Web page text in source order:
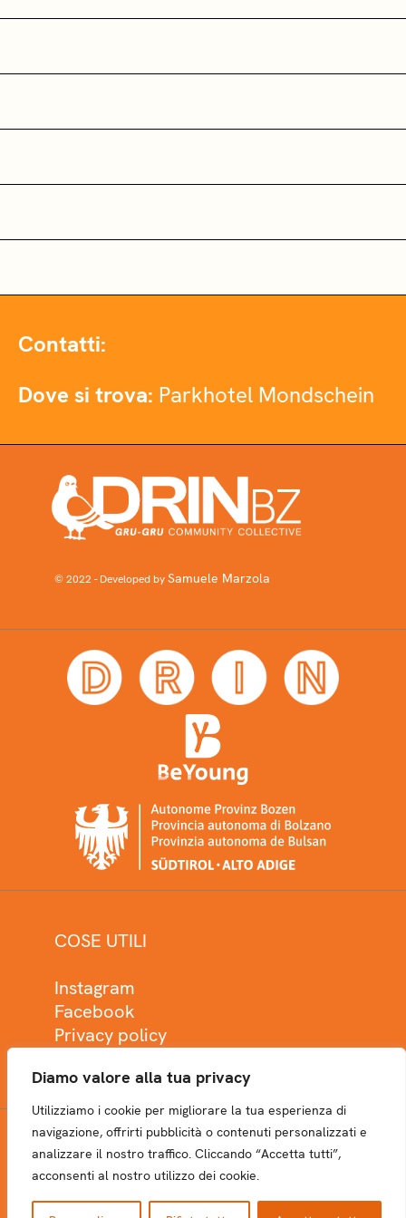
Diamo valore alla tua privacy
Utilizziamo i cookie per migliorare la tua esperienza di
navigazione, offrirti pubblicità o contenuti personalizzati e
analizzare il nostro traffico. Cliccando “Accetta tutti”,
acconsenti al nostro utilizzo dei cookie.
Contatti:
Dove si trova: Parkhotel Mondschein
© 2022 - Developed bySamuele Marzola
COSE UTILI
Instagram
Facebook
Privacy policy
NEWSLETTER